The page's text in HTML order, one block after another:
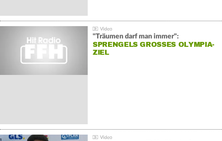
"Träumen darf man immer":
SPRENGELS GROSSES OLYMPIA-Z
IEL